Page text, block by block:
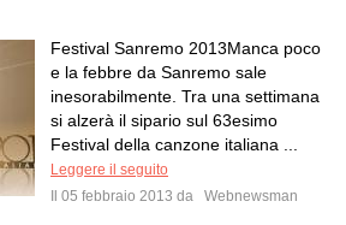
Festival Sanremo 2013Manca poco
e la febbre da Sanremo sale
inesorabilmente. Tra una settimana
si alzerà il sipario sul 63esimo
Festival della canzone italiana ...
Leggere il seguito
Il 05 febbraio 2013 da
Webnewsman